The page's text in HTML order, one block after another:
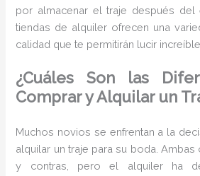
por almacenar el traje después del
tiendas de alquiler ofrecen una
calidad que te permitirán lucir
¿Cuáles Son las
Comprar y Alquilar un
Muchos novios se enfrentan a la
alquilar un traje para su boda.
y contras, pero el alquiler ha